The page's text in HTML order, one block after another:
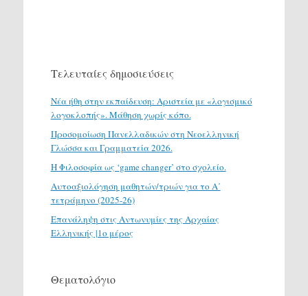
Τελευταίες δημοσιεύσεις
Νέα ήθη στην εκπαίδευση: Αριστεία με «λογισμικό
λογοκλοπής». Μάθηση χωρίς κόπο.
Προσομοίωση Πανελλαδικών στη Νεοελληνική
Γλώσσα και Γραμματεία 2026.
H Φιλοσοφία ως ‘game changer’ στο σχολείο.
Αυτοαξιολόγηση μαθητών/τριών για το Α΄
τετράμηνο (2025-26)
Επανάληψη στις Αντωνυμίες της Αρχαίας
Ελληνικής |1ο μέρος
Θεματολόγιο